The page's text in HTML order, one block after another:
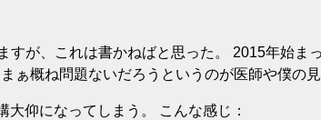
すが、これは書かねばと思った。 2015年始ま
ぁ概ね問題ないだろうというのが医師や僕の
仰になってしまう。 こんな感じ：